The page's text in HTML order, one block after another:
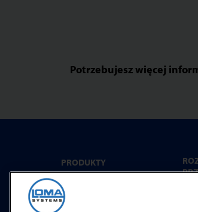
Potrzebujesz więcej
PRODUKTY
Detekcja metali
Kontrola rtg